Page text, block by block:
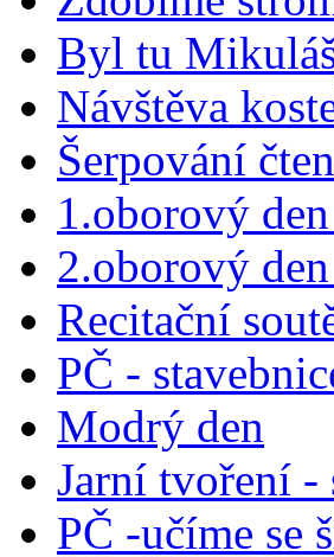
Byl tu
Návštěva
Šerpování
1.oborový
2.oborový
Recitační
PČ -
Modrý den
Jarní tvoření
PČ -učíme se